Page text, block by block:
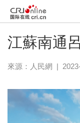
江蘇南通
來源： 人民網 |